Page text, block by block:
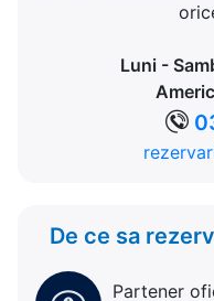
Luni -
De ce sa
Partener